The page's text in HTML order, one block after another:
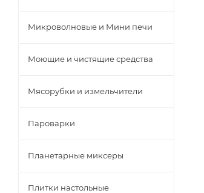
Микроволновые и Мини печи
Моющие и чистящие средства
Мясорубки и измельчители
Пароварки
Планетарные миксеры
Плитки настольные